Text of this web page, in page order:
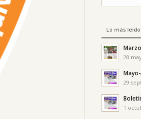
Lo más leído
28
29
1